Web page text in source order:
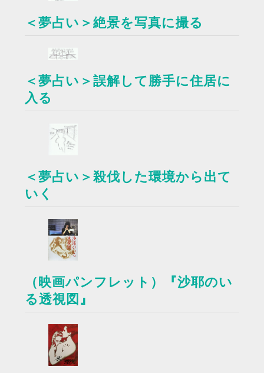
＜夢占い＞絶景を写真に撮る
＜夢占い＞誤解して勝手に住居に
入る
＜夢占い＞殺伐した環境から出て
いく
（映画パンフレット）『沙耶のい
る透視図』